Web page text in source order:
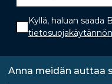
Kyllä, haluan saada
tietosuojakäytännön
Anna meidän auttaa